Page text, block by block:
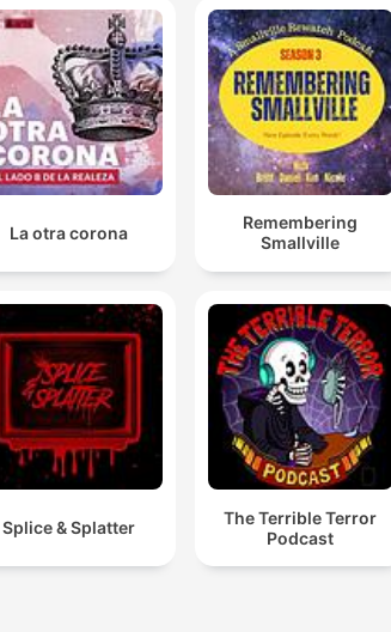
La otra corona
Remembering
Smallville
Splice & Splatter
The Terrible Terror
Podcast